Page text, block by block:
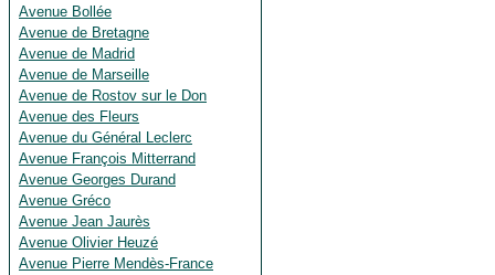
Avenue Bollée
Avenue de Bretagne
Avenue de Madrid
Avenue de Marseille
Avenue de Rostov sur le Don
Avenue des Fleurs
Avenue du Général Leclerc
Avenue François Mitterrand
Avenue Georges Durand
Avenue Gréco
Avenue Jean Jaurès
Avenue Olivier Heuzé
Avenue Pierre Mendès-France